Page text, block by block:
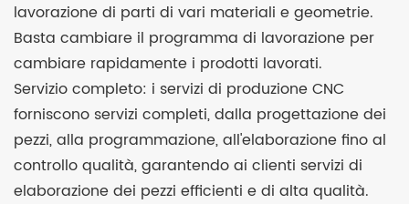
lavorazione di parti di vari materiali e geometrie.
Basta cambiare il programma di lavorazione per
cambiare rapidamente i prodotti lavorati.
Servizio completo: i servizi di produzione CNC
forniscono servizi completi, dalla progettazione dei
pezzi, alla programmazione, all'elaborazione fino al
controllo qualità, garantendo ai clienti servizi di
elaborazione dei pezzi efficienti e di alta qualità.